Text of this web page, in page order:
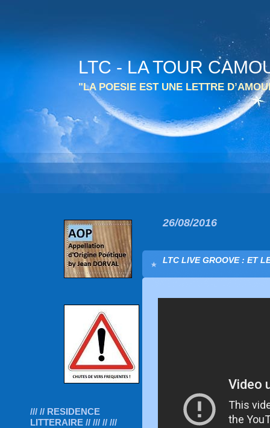
LTC - LA TOUR
"LA POESIE EST UNE LETTRE
/// // RESIDENCE
LITTERAIRE // /// // ///
26/08/2016
LTC LIVE GROOVE : ET